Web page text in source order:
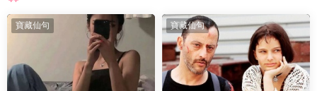
寶藏仙句 寶藏仙句